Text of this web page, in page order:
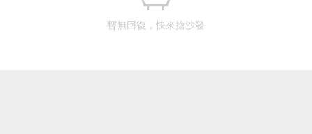
暫無回復，快來搶沙發